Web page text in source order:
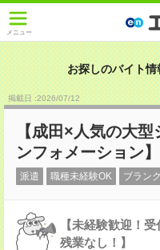
メニュー
お探しのバイト情
掲載日 :2026/07/12
【成田×人気の大
ンフォメーション】
派遣 職種未経験OK ブラン
【未経験歓迎！
残業なし！】